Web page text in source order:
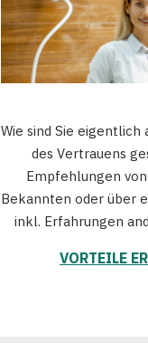
Wie sind Sie
des Vertrauens
Empfehlungen
Bekannten oder über
inkl. Erfahrungen
VORTEILE